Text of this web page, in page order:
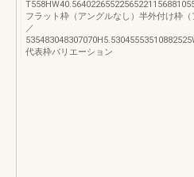
フラット枠（アングルなし）半外付け枠
／
代表枠バリエーション